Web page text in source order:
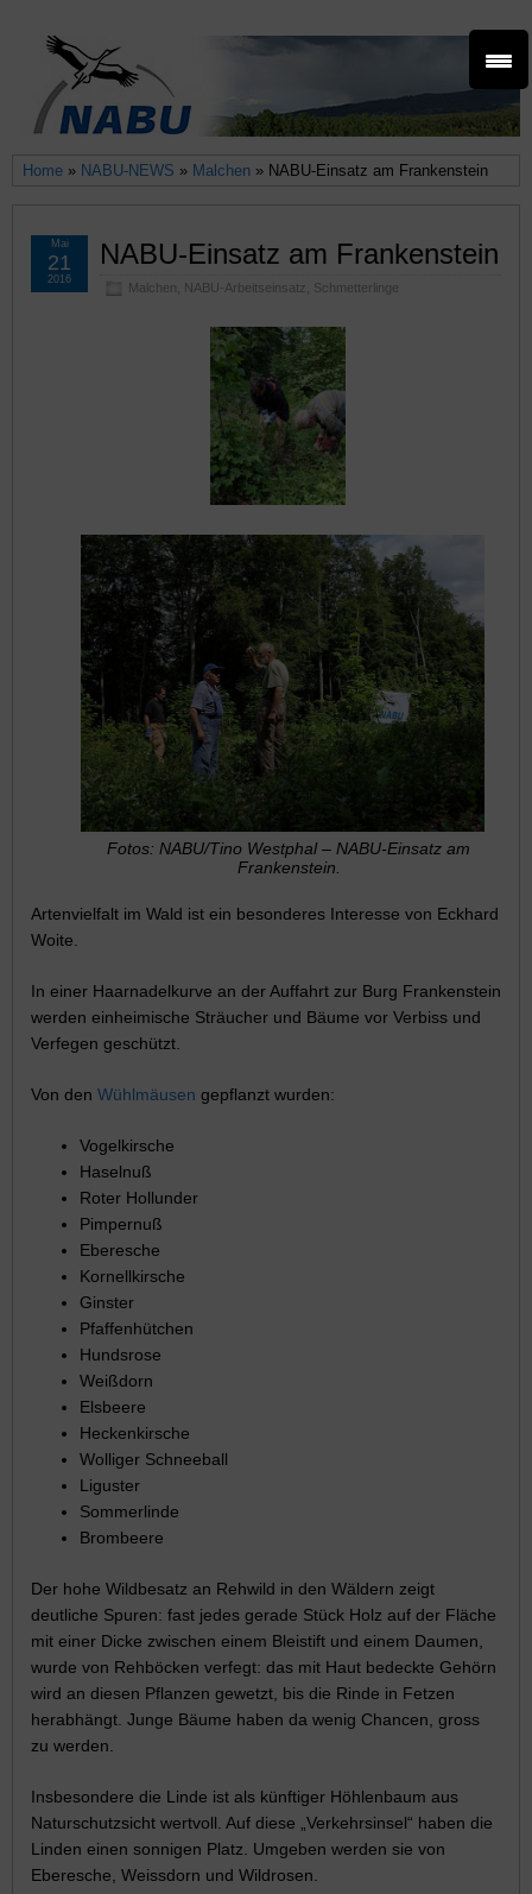
Home » NABU-NEWS » Malchen » NABU-Einsatz am Frankenstein
NABU-Einsatz am Frankenstein
Malchen NABU-Arbeitseinsatz Schmetterlinge
Mai
21
2016
Fotos: NABU/Tino Westphal – NABU-Einsatz am
Frankenstein.
Artenvielfalt im Wald ist ein besonderes Interesse von Eckhard
Woite.
In einer Haarnadelkurve an der Auffahrt zur Burg Frankenstein
werden einheimische Sträucher und Bäume vor Verbiss und
Verfegen geschützt.
Von den Wühlmäusen gepflanzt wurden:
Vogelkirsche
Haselnuß
Roter Hollunder
Pimpernuß
Eberesche
Kornellkirsche
Ginster
Pfaffenhütchen
Hundsrose
Weißdorn
Elsbeere
Heckenkirsche
Wolliger Schneeball
Liguster
Sommerlinde
Brombeere
Der hohe Wildbesatz an Rehwild in den Wäldern zeigt
deutliche Spuren: fast jedes gerade Stück Holz auf der Fläche
mit einer Dicke zwischen einem Bleistift und einem Daumen,
wurde von Rehböcken verfegt: das mit Haut bedeckte Gehörn
wird an diesen Pflanzen gewetzt, bis die Rinde in Fetzen
herabhängt. Junge Bäume haben da wenig Chancen, gross
zu werden.
Insbesondere die Linde ist als künftiger Höhlenbaum aus
Naturschutzsicht wertvoll. Auf diese „Verkehrsinsel“ haben die
Linden einen sonnigen Platz. Umgeben werden sie von
Eberesche, Weissdorn und Wildrosen.